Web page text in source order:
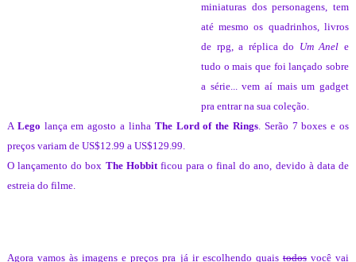
miniaturas dos personagens, tem
até mesmo os quadrinhos, livros
de rpg, a réplica do Um Anel e
tudo o mais que foi lançado sobre
a série... vem aí mais um gadget
pra entrar na sua coleção.
A Lego lança em agosto a linha The Lord of the Rings. Serão 7 boxes e os
preços variam de US$12.99 a US$129.99.
O lançamento do box The Hobbitficou para o final do ano, devido à data de
estreia do filme.
Agora vamos às imagens e preços pra já ir escolhendo quaistodosvocê vai